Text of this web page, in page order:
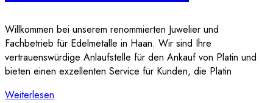
Willkommen bei unserem renommierten Juwelier und
Fachbetrieb für Edelmetalle in Haan. Wir sind Ihre
vertrauenswürdige Anlaufstelle für den Ankauf von Platin und
bieten einen exzellenten Service für Kunden, die Platin
Weiterlesen